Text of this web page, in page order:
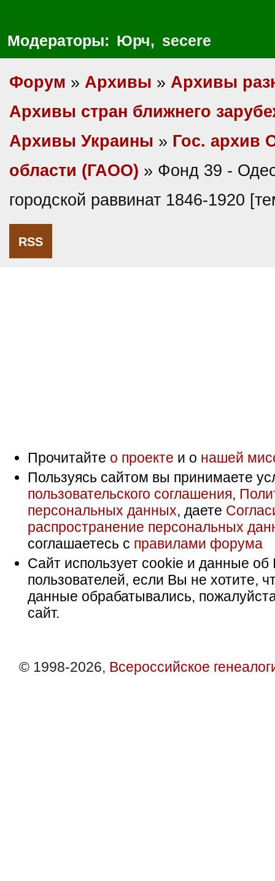
Модераторы: Юрч, secere
Форум » Архивы » Архивы
Архивы стран ближнего
Архивы Украины » Гос. архив
области (ГАОО) » Фонд 39 -
городской раввинат 1846-1920
RSS
Прочитайте о проекте и о нашей
Пользуясь сайтом вы принимаете
пользовательского соглашения,
персональных данных, даете
распространение персональных
соглашаетесь с правилами форума
Сайт использует cookie и данные об
пользователей, если Вы не хотите,
данные обрабатывались,
сайт.
© 1998-2026, Всероссийское